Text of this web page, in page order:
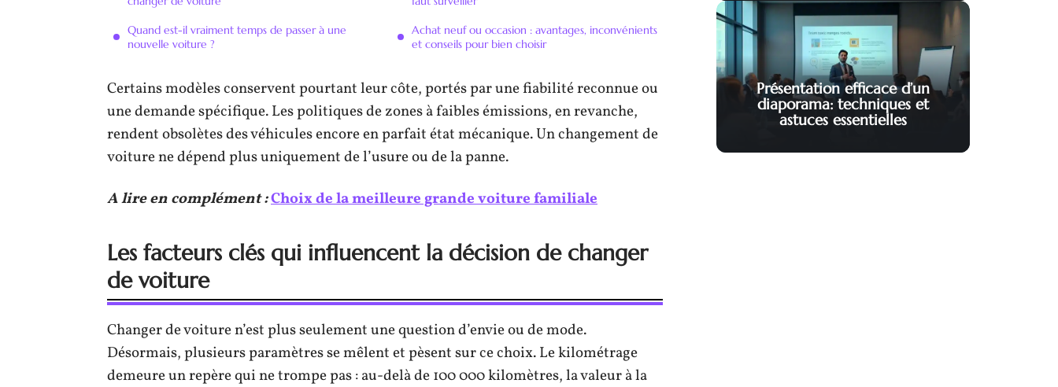
Quand est-il vraiment temps de passer à une
nouvelle voiture ?
Achat neuf ou occasion : avantages, inconvénients
et conseils pour bien choisir
Certains modèles conservent pourtant leur côte, portés par une fiabilité reconnue ou
une demande spécifique. Les politiques de zones à faibles émissions, en revanche,
rendent obsolètes des véhicules encore en parfait état mécanique. Un changement de
voiture ne dépend plus uniquement de l’usure ou de la panne.
A lire en complément :Choix de la meilleure grande voiture familiale
Les facteurs clés qui influencent la décision de changer
de voiture
Changer de voiture n’est plus seulement une question d’envie ou de mode.
Désormais, plusieurs paramètres se mêlent et pèsent sur ce choix. Le kilométrage
demeure un repère qui ne trompe pas : au-delà de 100 000 kilomètres, la valeur à la
Présentation efficace d’un
diaporama: techniques et
astuces essentielles